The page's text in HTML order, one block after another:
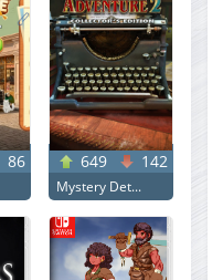
86 649 142
Mystery Det...